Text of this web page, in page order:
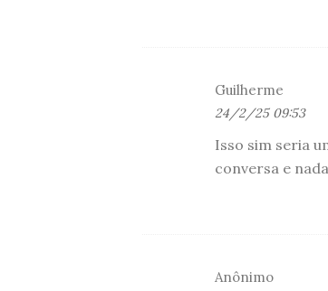
Guilherme
24/2/25 09:53
Isso sim seria
conversa e
Anônimo